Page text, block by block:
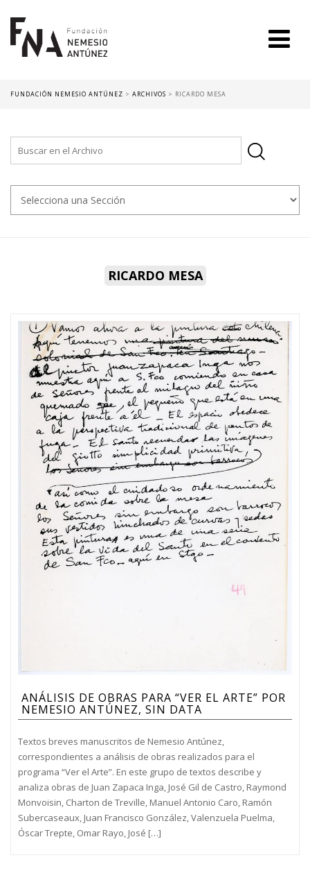
FUNDACIÓN NEMESIO ANTÚNEZ > ARCHIVOS > RICARDO MESA
RICARDO MESA
ANÁLISIS DE OBRAS PARA “VER EL ARTE” POR
NEMESIO ANTÚNEZ, SIN DATA
Textos breves manuscritos de Nemesio Antúnez,
correspondientes a análisis de obras realizados para el
programa “Ver el Arte”. En este grupo de textos describe y
analiza obras de Juan Zapaca Inga, José Gil de Castro, Raymond
Monvoisin, Charton de Treville, Manuel Antonio Caro, Ramón
Subercaseaux, Juan Francisco González, Valenzuela Puelma,
Óscar Trepte, Omar Rayo, José […]